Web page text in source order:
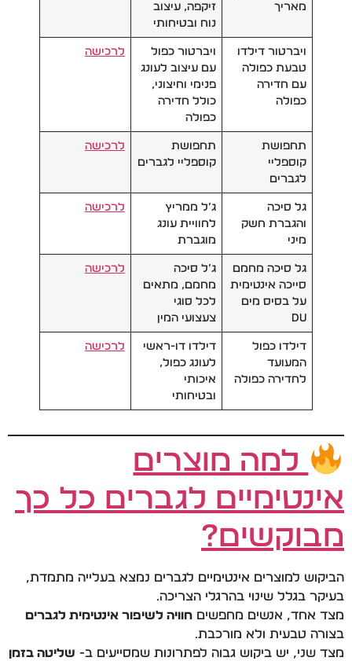
מאריך
זיקפה, עיצוב
נוח ובטיחותי
ויברטור דילדו
טבעת כפולה
עם חדירה
כפולה
ויברטור כפול
עם עיצוב לעונג
פנימי וחיצוני,
כולל חדירה
כפולה
לרכישה
תחפושת
קוספליי
לגברים
תחפושת
קוספליי לגברים
לרכישה
גל סיכה
והגברת חשק
מיני
ג’ל ממריץ
לחוויית עונג
מוגברת
לרכישה
גל סיכה מחמם
סייכה אינטימית
על בסיס מים
DU
ג’ל סיכה
מחמם, מתאים
לכל סוגי
צעצועי המין
לרכישה
דילדו כפול
המעועד
לחדירה כפולה
דילדו דו-ראשי
לעונג כפול,
איכותי
ובטיחותי
לרכישה
למה מוצרים
אינטימיים לגברים כל כך
מבוקשים?
הביקוש למוצרים אינטימיים לגברים נמצא בעלייה מתמדת,
בעיקר בגלל שינוי בהרגלי הצריכה.
מצד אחד, אנשים מחפשים חוויה לשיפור אינטימית לגברים
בצורה טבעית ולא מורכבת.
מצד שני, יש ביקוש גבוה לפתרונות שמסייעים ב- שליטה בזמן